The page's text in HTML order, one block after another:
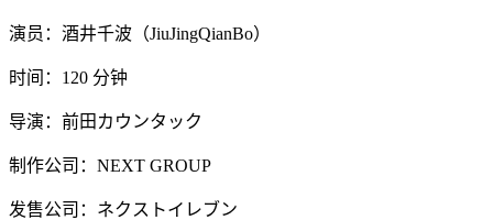
演员：酒井千波（JiuJingQianBo）
时间：120 分钟
导演：前田カウンタック
制作公司：NEXT GROUP
发售公司：ネクストイレブン